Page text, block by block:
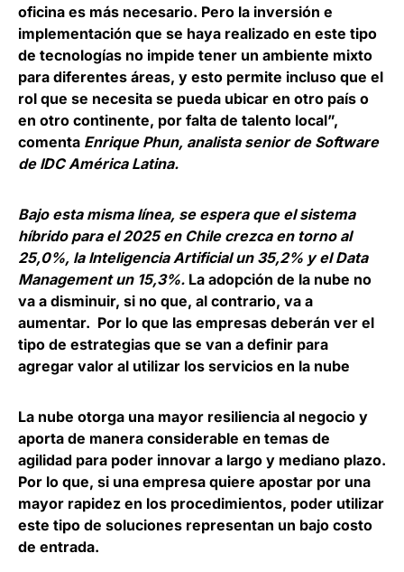
oficina es más necesario. Pero la inversión e
implementación que se haya realizado en este tipo
de tecnologías no impide tener un ambiente mixto
para diferentes áreas, y esto permite incluso que el
rol que se necesita se pueda ubicar en otro país o
en otro continente, por falta de talento local”,
comenta Enrique Phun, analista senior de Software
de IDC América Latina.
Bajo esta misma línea, se espera que el sistema
híbrido para el 2025 en Chile crezca en torno al
25,0%, la Inteligencia Artificial un 35,2% y el Data
Management un 15,3%. La adopción de la nube no
va a disminuir, si no que, al contrario, va a
aumentar. Por lo que las empresas deberán ver el
tipo de estrategias que se van a definir para
agregar valor al utilizar los servicios en la nube
La nube otorga una mayor resiliencia al negocio y
aporta de manera considerable en temas de
agilidad para poder innovar a largo y mediano plazo.
Por lo que, si una empresa quiere apostar por una
mayor rapidez en los procedimientos, poder utilizar
este tipo de soluciones representan un bajo costo
de entrada.